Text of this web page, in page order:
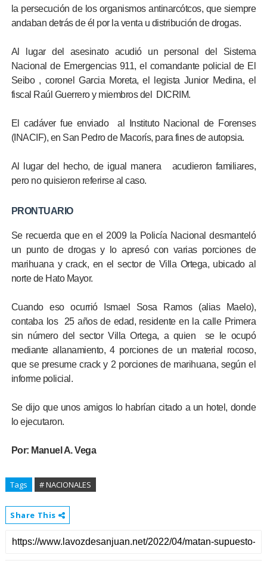
la persecución de los organismos antinarcótcos, que siempre
andaban detrás de él por la venta u distribución de drogas.
Al lugar del asesinato acudió un personal del Sistema
Nacional de Emergencias 911, el comandante policial de El
Seibo , coronel Garcia Moreta, el legista Junior Medina, el
fiscal Raúl Guerrero y miembros del DICRIM.
El cadáver fue enviado al Instituto Nacional de Forenses
(INACIF), en San Pedro de Macorís, para fines de autopsia.
Al lugar del hecho, de igual manera acudieron familiares,
pero no quisieron referirse al caso.
PRONTUARIO
Se recuerda que en el 2009 la Policía Nacional desmanteló
un punto de drogas y lo apresó con varias porciones de
marihuana y crack, en el sector de Villa Ortega, ubicado al
norte de Hato Mayor.
Cuando eso ocurrió Ismael Sosa Ramos (alias Maelo),
contaba los 25 años de edad, residente en la calle Primera
sin número del sector Villa Ortega, a quien se le ocupó
mediante allanamiento, 4 porciones de un material rocoso,
que se presume crack y 2 porciones de marihuana, según el
informe policial.
Se dijo que unos amigos lo habrían citado a un hotel, donde
lo ejecutaron.
Por: Manuel A. Vega
Tags # NACIONALES
Share This